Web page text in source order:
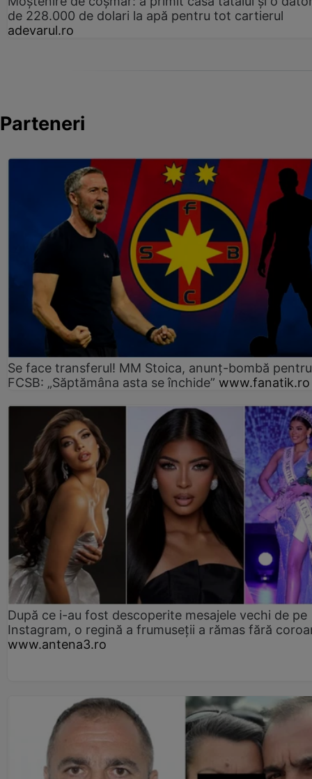
de 228.000 de dolari la apă pentru tot cartierul
adevarul.ro
Parteneri
Se face transferul! MM Stoica, anunț-bombă
FCSB: „Săptămâna asta se închide” www.fanatik.ro
După ce i-au fost descoperite mesajele vechi de pe
Instagram, o regină a frumuseții a rămas fără
www.antena3.ro